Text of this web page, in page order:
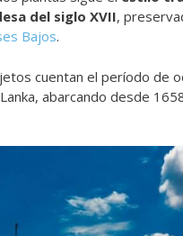
del siglo XVII,
Bajos.
cuentan el período de
abarcando desde